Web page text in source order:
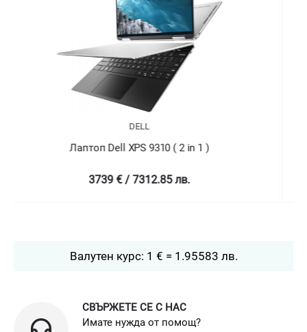
DELL
Лаптоп Dell XPS 9310 ( 2 in 1 )
4758.99 € / 9307.78 лв.
Валутен курс: 1 € = 1.95583 лв.
СВЪРЖЕТЕ СЕ С НАС
Имате нужда от помощ?